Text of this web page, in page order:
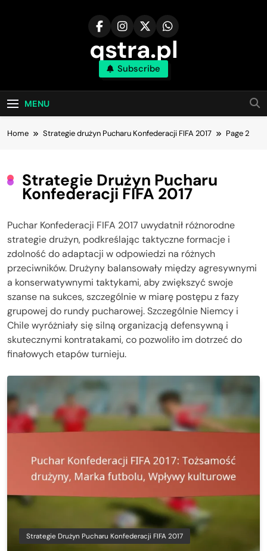
qstra.pl
Subscribe
MENU
Home Strategie drużyn Pucharu Konfederacji FIFA 2017 Page 2
Strategie Drużyn Pucharu
Konfederacji FIFA 2017
Puchar Konfederacji FIFA 2017 uwydatnił różnorodne
strategie drużyn, podkreślając taktyczne formacje i
zdolność do adaptacji w odpowiedzi na różnych
przeciwników. Drużyny balansowały między agresywnymi
a konserwatywnymi taktykami, aby zwiększyć swoje
szanse na sukces, szczególnie w miarę postępu z fazy
grupowej do rundy pucharowej. Szczególnie Niemcy i
Chile wyróżniały się silną organizacją defensywną i
skutecznymi kontratakami, co pozwoliło im dotrzeć do
finałowych etapów turnieju.
Strategie Drużyn Pucharu Konfederacji FIFA 2017